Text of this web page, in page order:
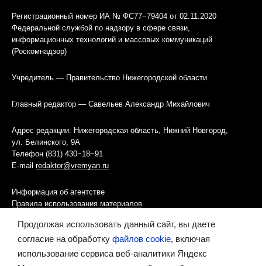
Регистрационный номер ИА № ФС77−79404 от 02.11.2020
Федеральной службой по надзору в сфере связи,
информационных технологий и массовых коммуникаций
(Роскомнадзор)
Учредитель — Правительство Нижегородской области
Главный редактор — Савельев Александр Михайлович
Адрес редакции: Нижегородская область, Нижний Новгород,
ул. Белинского, 9А
Телефон (831) 430−18−91
E-mail redaktor@vremyan.ru
Информация об агентстве
Правила использования материалов
Информационная политика использования «cookies»-файлов
Ресурс содержит материалы 16+
Продолжая использовать данный сайт, вы даете
согласие на обработку файлов cookie, включая
использование сервиса веб-аналитики Яндекс